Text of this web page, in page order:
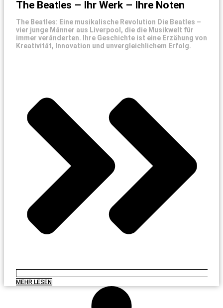
The Beatles – Ihr Werk – Ihre Noten
The Beatles: Eine musikalische Revolution Die Beatles –
vier junge Männer aus Liverpool, die die Musikwelt für
immer veränderten. Ihre Geschichte ist eine Erzähung von
Kreativität, Innovation und unvergleichlichem Erfolg.
MEHR LESEN